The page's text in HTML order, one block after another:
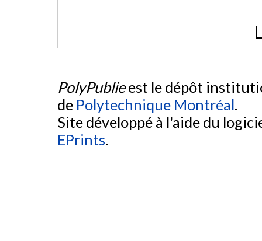
PolyPublieest le dépôt
de Polytechnique Montréal.
Site développé à l'aide du
EPrints.